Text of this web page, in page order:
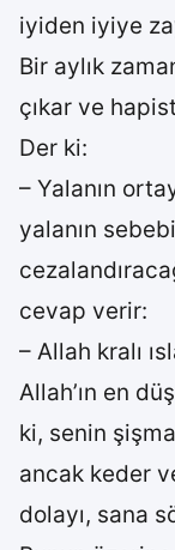
iyiden iyiye
Bir aylık
çıkar ve
Der ki:
– Yalanın
yalanın
cevap verir:
– Allah kralı
Allah’ın en
ki, senin
ancak keder
dolayı, sana